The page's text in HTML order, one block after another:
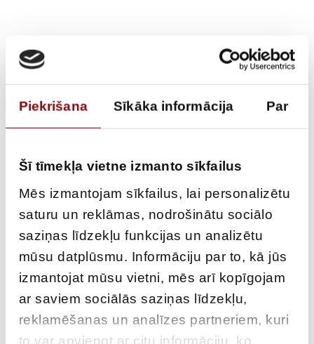
Piekrišana Sīkāka informācija Par
Šī tīmekļa vietne izmanto sīkfailus
Mēs izmantojam sīkfailus, lai personalizētu
saturu un reklāmas, nodrošinātu sociālo
saziņas līdzekļu funkcijas un analizētu
mūsu datplūsmu. Informāciju par to, kā jūs
izmantojat mūsu vietni, mēs arī kopīgojam
ar saviem sociālās saziņas līdzekļu,
reklamēšanas un analīzes partneriem, kuri
to var apvienot ar citu informāciju, ko
ENERGY METER
COUNTIS E21 3PH 80A
2T PULSE
€129,20
Incl. VAT